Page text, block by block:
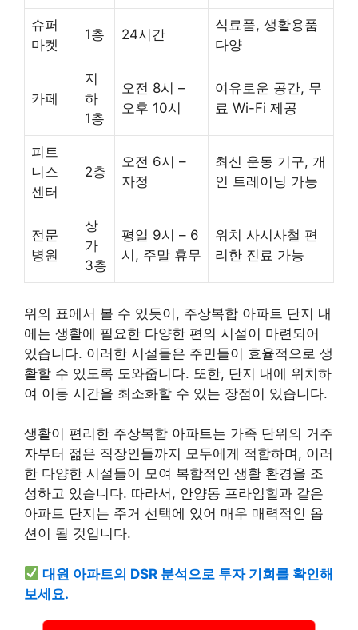
슈퍼
마켓
1층 24시간
식료품, 생활용품
다양
카페
지
하
1층
오전 8시 –
오후 10시
여유로운 공간, 무
료 Wi-Fi 제공
피트
니스
센터
2층
오전 6시 –
자정
최신 운동 기구, 개
인 트레이닝 가능
전문
병원
상
가
3층
평일 9시 – 6
시, 주말 휴무
위치 사시사철 편
리한 진료 가능
위의 표에서 볼 수 있듯이, 주상복합 아파트 단지 내
에는 생활에 필요한 다양한 편의 시설이 마련되어
있습니다. 이러한 시설들은 주민들이 효율적으로 생
활할 수 있도록 도와줍니다. 또한, 단지 내에 위치하
여 이동 시간을 최소화할 수 있는 장점이 있습니다.
생활이 편리한 주상복합 아파트는 가족 단위의 거주
자부터 젊은 직장인들까지 모두에게 적합하며, 이러
한 다양한 시설들이 모여 복합적인 생활 환경을 조
성하고 있습니다. 따라서, 안양동 프라임힐과 같은
아파트 단지는 주거 선택에 있어 매우 매력적인 옵
션이 될 것입니다.
대원 아파트의 DSR 분석으로 투자 기회를 확인해
보세요.